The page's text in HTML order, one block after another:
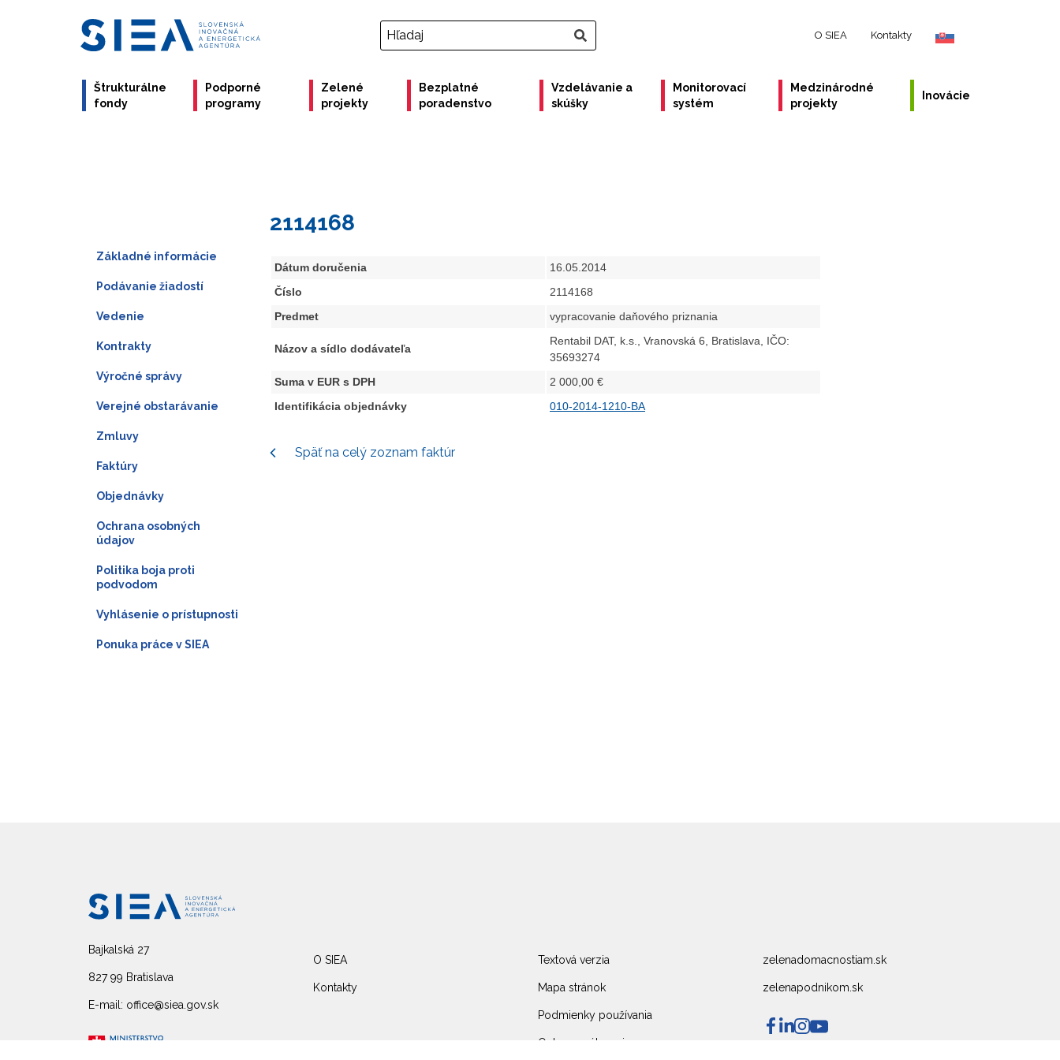
O SIEA Kontakty
Štrukturálne
fondy
Podporné
programy
Zelené
projekty
Bezplatné
poradenstvo
Vzdelávanie a
skúšky
Monitorovací
systém
Medzinárodné
projekty
Inovácie
2114168
Dátum doručenia
16.05.2014
Číslo
2114168
Predmet
vypracovanie daňového priznania
Názov a sídlo dodávateľa
Rentabil DAT, k.s., Vranovská 6, Bratislava, IČO:
35693274
Suma v EUR s DPH
2 000,00 €
Identifikácia objednávky
010-2014-1210-BA
Späť na celý zoznam faktúr
Základné informácie
Podávanie žiadostí
Vedenie
Kontrakty
Výročné správy
Verejné obstarávanie
Zmluvy
Faktúry
Objednávky
Ochrana osobných
údajov
Politika boja proti
podvodom
Vyhlásenie o prístupnosti
Ponuka práce v SIEA
Bajkalská 27
827 99 Bratislava
E-mail: office@siea.gov.sk
O SIEA
Kontakty
Textová verzia
Mapa stránok
Podmienky používania
Ochrana súkromia
zelenadomacnostiam.sk
zelenapodnikom.sk